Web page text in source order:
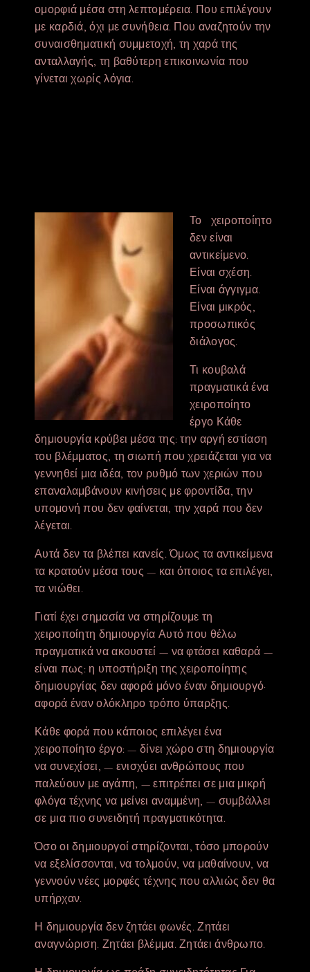
ομορφιά μέσα στη λεπτομέρεια. Που επιλέγουν
με καρδιά, όχι με συνήθεια. Που αναζητούν την
συναισθηματική συμμετοχή, τη χαρά της
ανταλλαγής, τη βαθύτερη επικοινωνία που
γίνεται χωρίς λόγια.
Το χειροποίητο
δεν είναι
αντικείμενο.
Είναι σχέση.
Είναι άγγιγμα.
Είναι μικρός,
προσωπικός
διάλογος.
Τι κουβαλά
πραγματικά ένα
χειροποίητο
έργο Κάθε
δημιουργία κρύβει μέσα της: την αργή εστίαση
του βλέμματος, τη σιωπή που χρειάζεται για να
γεννηθεί μια ιδέα, τον ρυθμό των χεριών που
επαναλαμβάνουν κινήσεις με φροντίδα, την
υπομονή που δεν φαίνεται, την χαρά που δεν
λέγεται.
Αυτά δεν τα βλέπει κανείς. Όμως τα αντικείμενα
τα κρατούν μέσα τους — και όποιος τα επιλέγει,
τα νιώθει.
Γιατί έχει σημασία να στηρίζουμε τη
χειροποίητη δημιουργία Αυτό που θέλω
πραγματικά να ακουστεί — να φτάσει καθαρά —
είναι πως: η υποστήριξη της χειροποίητης
δημιουργίας δεν αφορά μόνο έναν δημιουργό·
αφορά έναν ολόκληρο τρόπο ύπαρξης.
Κάθε φορά που κάποιος επιλέγει ένα
χειροποίητο έργο: — δίνει χώρο στη δημιουργία
να συνεχίσει, — ενισχύει ανθρώπους που
παλεύουν με αγάπη, — επιτρέπει σε μια μικρή
φλόγα τέχνης να μείνει αναμμένη, — συμβάλλει
σε μια πιο συνειδητή πραγματικότητα.
Όσο οι δημιουργοί στηρίζονται, τόσο μπορούν
να εξελίσσονται, να τολμούν, να μαθαίνουν, να
γεννούν νέες μορφές τέχνης που αλλιώς δεν θα
υπήρχαν.
Η δημιουργία δεν ζητάει φωνές. Ζητάει
αναγνώριση. Ζητάει βλέμμα. Ζητάει άνθρωπο.